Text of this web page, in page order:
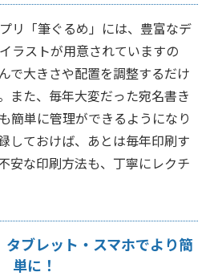
リ「筆ぐるめ」には、豊富なデ
ラストが用意されていますの
で大きさや配置を調整するだけ
また、毎年大変だった宛名書き
簡単に管理ができるようになり
しておけば、あとは毎年印刷す
安な印刷方法も、丁寧にレクチ
ブレット・スマホでより簡
単に！